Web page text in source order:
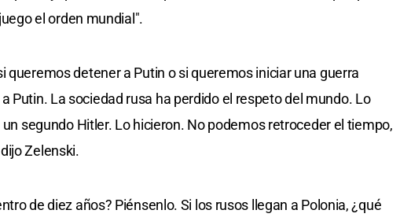
el orden mundial".
queremos detener a Putin o si queremos iniciar una guerra
Putin. La sociedad rusa ha perdido el respeto del mundo. Lo
segundo Hitler. Lo hicieron. No podemos retroceder el tiempo,
Zelenski.
de diez años? Piénsenlo. Si los rusos llegan a Polonia, ¿qué